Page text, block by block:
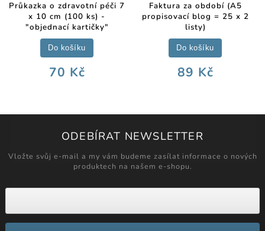
Průkazka o zdravotní péči 7
x 10 cm (100 ks) -
"objednací kartičky"
70 Kč
Do košíku
Faktura za období (A5
propisovací blog = 25 x 2
listy)
89 Kč
Do košíku
ODEBÍRAT NEWSLETTER
Vložte svůj e-mail a my vám budeme zasílat informace o nových
produktech na našem e-shopu.